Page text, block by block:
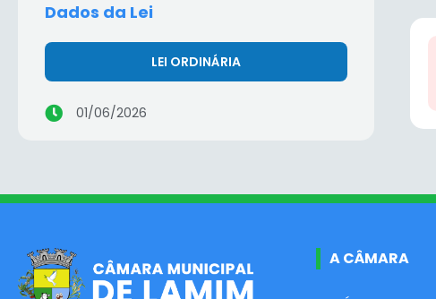
Dados da Lei
LEI ORDINÁRIA
01/06/2026
A CÂMARA